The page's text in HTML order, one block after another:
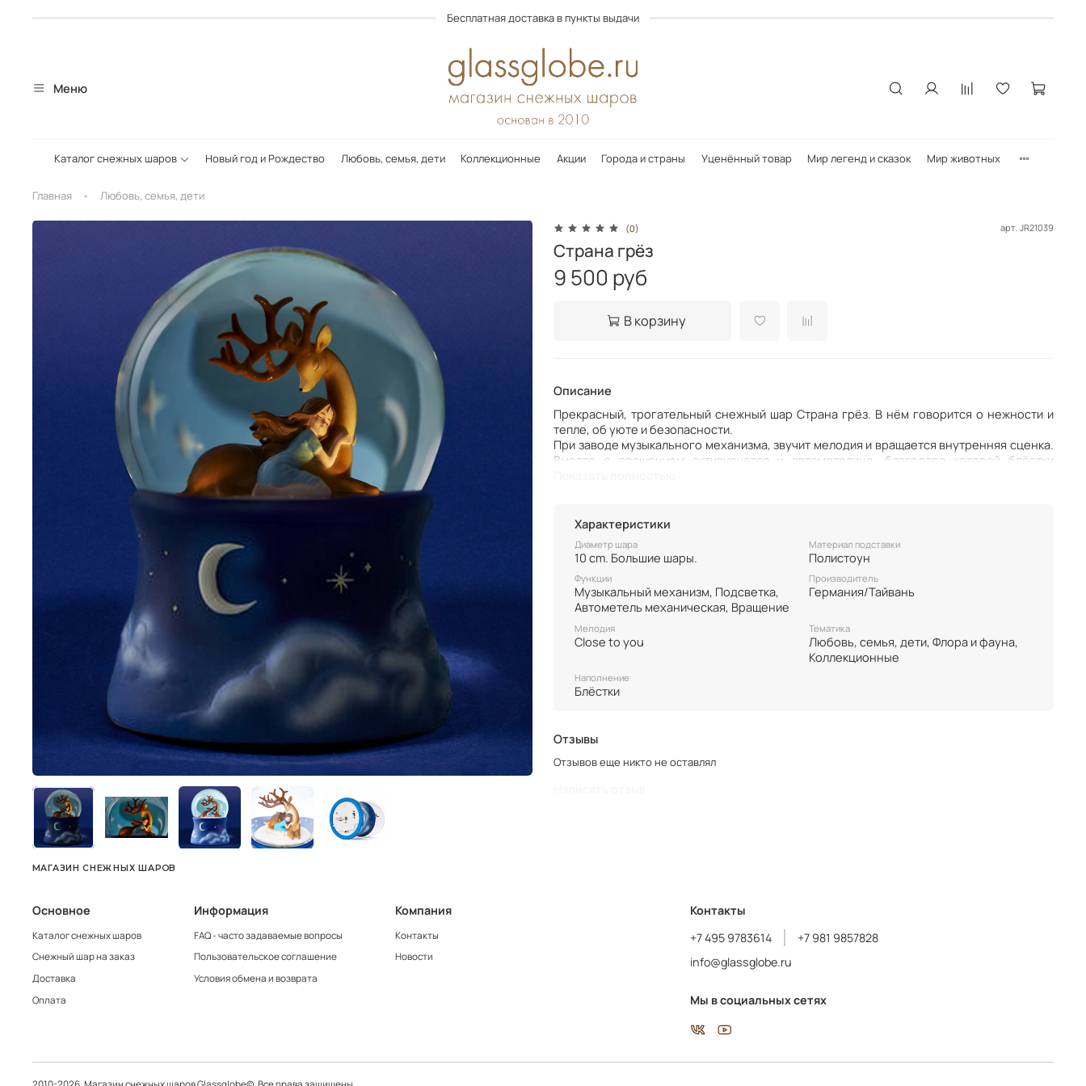
Бесплатная доставка в пункты выдачи
Меню
Каталог снежных шаров Новый год и Рождество Любовь, семья, дети Коллекционные Акции Города и страны Уценённый товар Мир легенд и сказок Мир животных
Главная Любовь, семья, дети
(0) арт. JR21039
Страна грёз
9 500 руб
В корзину
Описание
Прекрасный, трогательный снежный шар Страна грёз. В нём говорится о нежности и
тепле, об уюте и безопасности.
При заводе музыкального механизма, звучит мелодия и вращается внутренняя сценка.
Вместе с вращением активируется и автометелица, благодаря которой блёстки
Характеристики
Диаметр шара
10 cm. Большие шары.
Материал подставки
Полистоун
Функции
Музыкальный механизм, Подсветка,
Автометель механическая, Вращение
Производитель
Германия/Тайвань
Мелодия
Сlose to you
Тематика
Любовь, семья, дети, Флора и фауна,
Коллекционные
Наполнение
Блёстки
Отзывы
Отзывов еще никто не оставлял
МАГАЗИН СНЕЖНЫХ ШАРОВ
Основное
Каталог снежных шаров
Снежный шар на заказ
Доставка
Оплата
Информация
FAQ - часто задаваемые вопросы
Пользовательское соглашение
Условия обмена и возврата
Компания
Контакты
Новости
Контакты
+7 495 9783614
+7 981 9857828
info@glassglobe.ru
Мы в социальных сетях